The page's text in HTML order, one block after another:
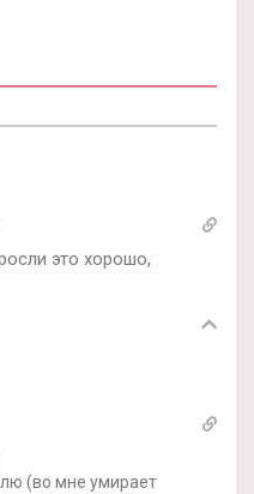
это хорошо,
(во мне умирает